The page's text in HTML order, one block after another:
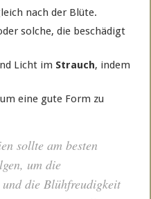
nach der Blüte.
solche, die beschädigt
Licht im Strauch, indem
eine gute Form zu
sollte am besten
um die
die Blühfreudigkeit